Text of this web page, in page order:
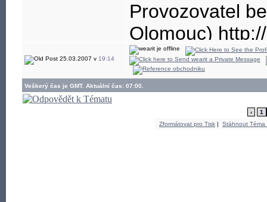
Provozovatel
Olomouc)
25.03.2007 v 19:14
Veškerý čas je GMT. Aktuální čas: 07:00.
‹
1
Zformátovat pro Tisk | Stáhnout Téma